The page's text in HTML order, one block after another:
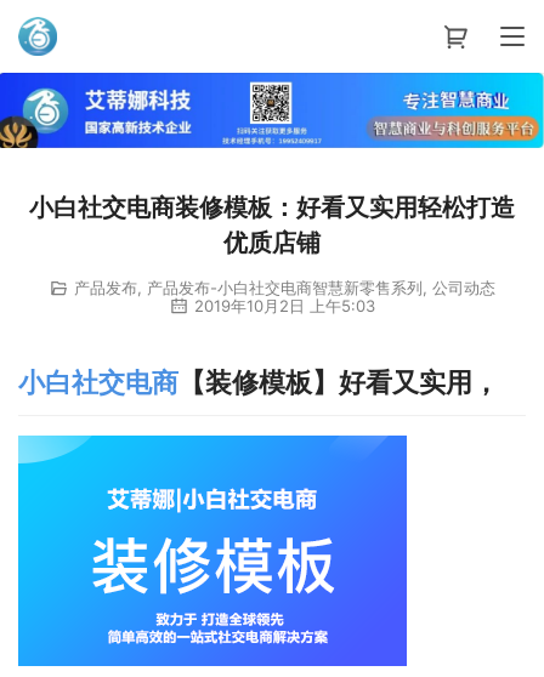
艾蒂娜科技
小白社交电商装修模板：好看又实用轻松打造
优质店铺
产品发布, 产品发布-小白社交电商智慧新零售系列 公司动态
2019年10月2日 上午5:03
小白社交电商 【装修模板】好看又实用，